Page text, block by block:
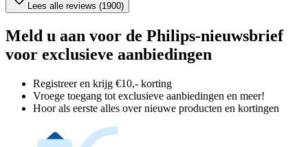
Lees alle reviews (1900)
Meld u aan voor de Philips-nieuwsbrief
voor exclusieve aanbiedingen
Registreer en krijg €10,- korting
Vroege toegang tot exclusieve aanbiedingen en meer!
Hoor als eerste alles over nieuwe producten en kortingen